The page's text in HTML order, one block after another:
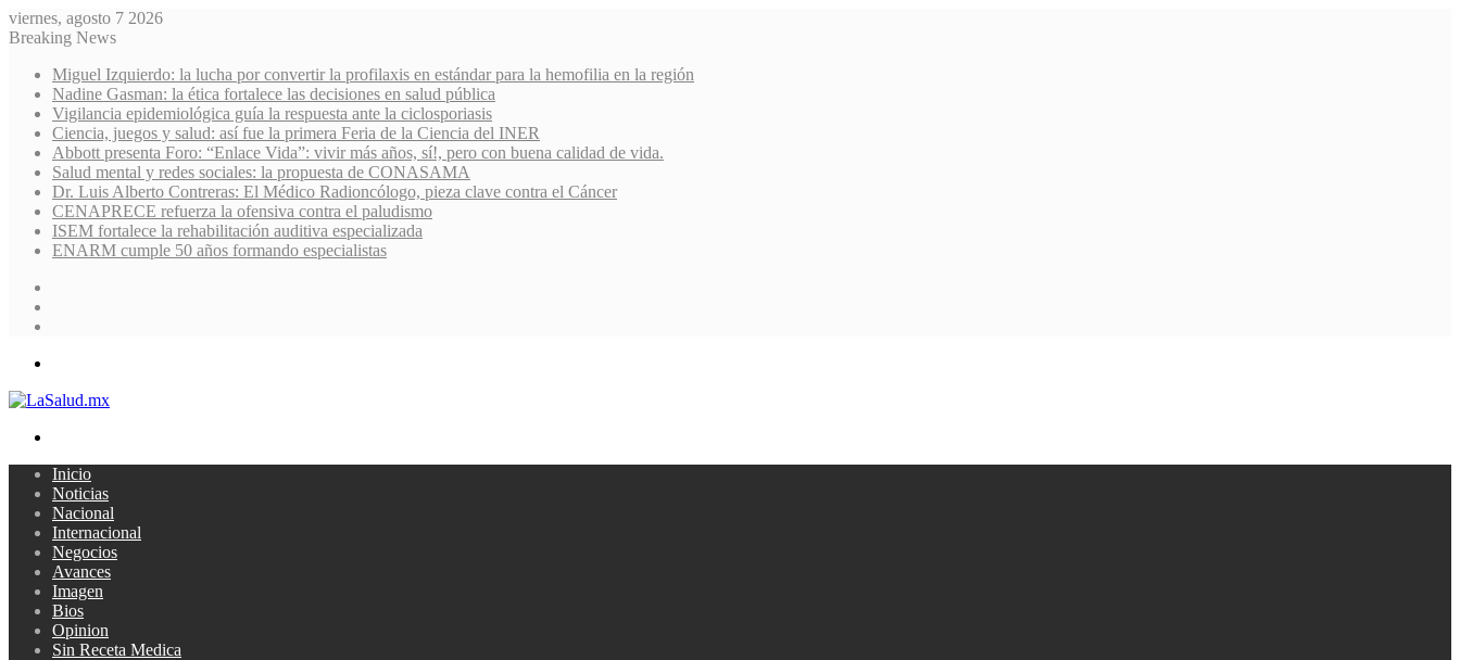
viernes, agosto 7 2026
Breaking News
Miguel Izquierdo: la lucha por convertir la profilaxis en estándar para la hemofilia en la región
Nadine Gasman: la ética fortalece las decisiones en salud pública
Vigilancia epidemiológica guía la respuesta ante la ciclosporiasis
Ciencia, juegos y salud: así fue la primera Feria de la Ciencia del INER
Abbott presenta Foro: “Enlace Vida”: vivir más años, sí!, pero con buena calidad de vida.
Salud mental y redes sociales: la propuesta de CONASAMA
Dr. Luis Alberto Contreras: El Médico Radioncólogo, pieza clave contra el Cáncer
CENAPRECE refuerza la ofensiva contra el paludismo
ISEM fortalece la rehabilitación auditiva especializada
ENARM cumple 50 años formando especialistas
Inicio
Noticias
Nacional
Internacional
Negocios
Avances
Imagen
Bios
Opinion
Sin Receta Medica